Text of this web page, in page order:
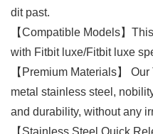
dit past.
【Compatible Models】
with Fitbit luxe/Fitbit luxe
【Premium Materials】
metal stainless steel,
and durability, without any